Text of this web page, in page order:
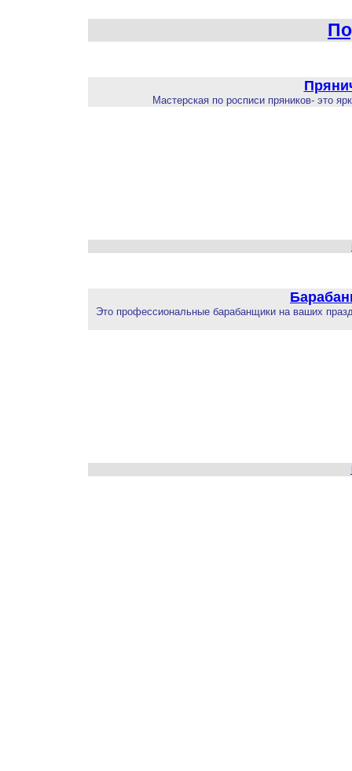
Мастерская по росписи пряников- это
Это профессиональные барабанщики на ваших